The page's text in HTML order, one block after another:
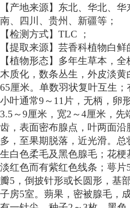
【产地来源】东北、华北、
南、四川、贵州、新疆等 ；
【检测方式】 TLC
；
【提取来源】芸香科植物白鲜
【植物形态】多年生草本，
木质化，数条丛生，外皮淡黄
65厘米。单数羽状复叶互生；
小叶通常9～11片，无柄，卵
3.5～9厘米，宽2～4厘米，先
齿，表面密布腺点，叶两面
多，至果期脱落，近光滑。
生白色柔毛及黑色腺毛；花
淡红色而有紫红色线条；萼片
瓣5，倒披针形或长圆形，基
子房5室。蒴果，密被腺毛，